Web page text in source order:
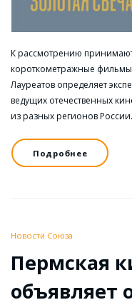
К рассмотрению
короткометражные
Лауреатов определяет
ведущих отечественных
из разных регионов
Подробнее
Новости Союза
Пермская
объявляет